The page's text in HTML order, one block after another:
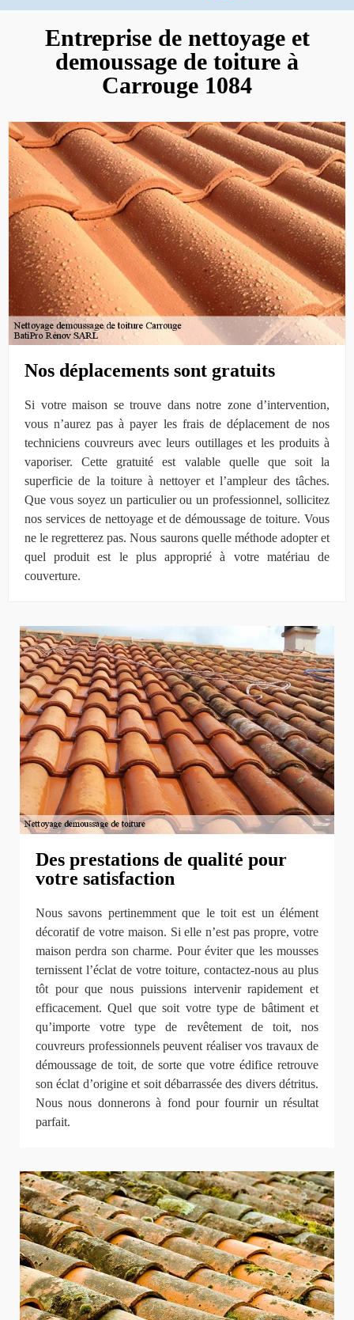
Entreprise de nettoyage et
demoussage de toiture à
Carrouge 1084
Nos déplacements sont gratuits
Si votre maison se trouve dans notre zone d’intervention,
vous n’aurez pas à payer les frais de déplacement de nos
techniciens couvreurs avec leurs outillages et les produits à
vaporiser. Cette gratuité est valable quelle que soit la
superficie de la toiture à nettoyer et l’ampleur des tâches.
Que vous soyez un particulier ou un professionnel, sollicitez
nos services de nettoyage et de démoussage de toiture. Vous
ne le regretterez pas. Nous saurons quelle méthode adopter et
quel produit est le plus approprié à votre matériau de
couverture.
Des prestations de qualité pour
votre satisfaction
Nous savons pertinemment que le toit est un élément
décoratif de votre maison. Si elle n’est pas propre, votre
maison perdra son charme. Pour éviter que les mousses
ternissent l’éclat de votre toiture, contactez-nous au plus
tôt pour que nous puissions intervenir rapidement et
efficacement. Quel que soit votre type de bâtiment et
qu’importe votre type de revêtement de toit, nos
couvreurs professionnels peuvent réaliser vos travaux de
démoussage de toit, de sorte que votre édifice retrouve
son éclat d’origine et soit débarrassée des divers détritus.
Nous nous donnerons à fond pour fournir un résultat
parfait.